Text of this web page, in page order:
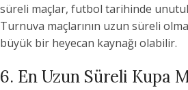
süreli maçlar, futbol tarihinde
Turnuva maçlarının uzun süreli
büyük bir heyecan kaynağı olabilir.
6. En Uzun Süreli Kupa